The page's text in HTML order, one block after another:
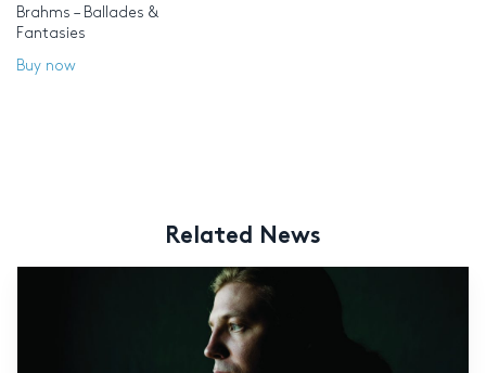
Brahms – Ballades &
Fantasies
Buy now
Related News